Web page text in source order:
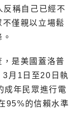
反稱自己已經不
僅親以立場鬆
是美國蓋洛普
月1日至20日執
成年民眾進行電
95%的信賴水準